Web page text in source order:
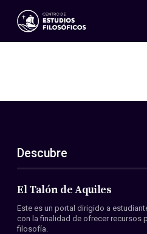
Eventos
ES
EN
Acerca de nosotros
Miembros
Convenios
Descubre
El Talón de Aquiles
Este es un portal dirigido a
con la finalidad de ofrecer recursos
filosofía.